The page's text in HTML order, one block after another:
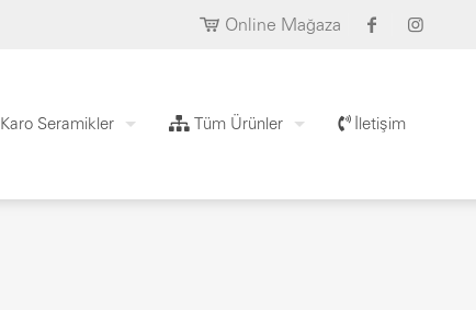
Online Mağaza
Karo Seramikler Tüm Ürünler İletişim